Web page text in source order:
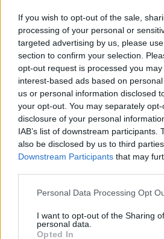
If you wish to opt-out of the sale,
processing of your personal or
targeted advertising by us, please
section to confirm your selection.
opt-out request is processed you
interest-based ads based on
us or personal information disclosed
your opt-out. You may separately
disclosure of your personal
IAB’s list of downstream participants.
also be disclosed by us to third
Downstream Participants that may
Please note that this website/app
not limited to your visit or usage
grant or deny consent to Google and
Personal Data Processing Opt
I want to opt-out of the Sharing
personal data.
Opted In